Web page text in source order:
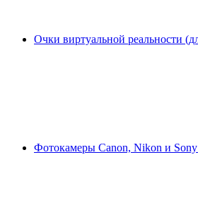
Очки виртуальной реальности
Фотокамеры Canon, Nikon и